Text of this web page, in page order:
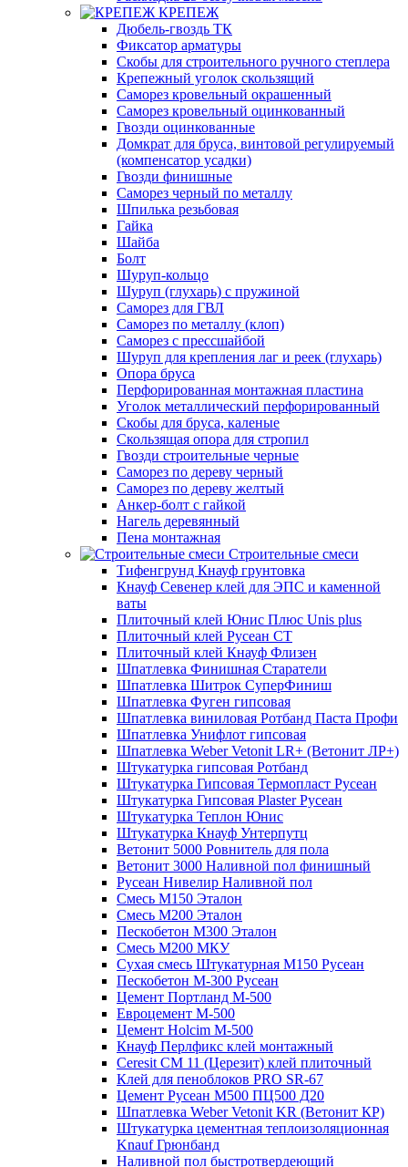
КРЕПЕЖ
Дюбель-гвоздь ТК
Фиксатор арматуры
Скобы для строительного ручного степлера
Крепежный уголок скользящий
Саморез кровельный окрашенный
Саморез кровельный оцинкованный
Гвозди оцинкованные
Домкрат для бруса, винтовой регулируемый
(компенсатор усадки)
Гвозди финишные
Саморез черный по металлу
Шпилька резьбовая
Гайка
Шайба
Болт
Шуруп-кольцо
Шуруп (глухарь) с пружиной
Саморез для ГВЛ
Саморез по металлу (клоп)
Саморез с прессшайбой
Шуруп для крепления лаг и реек (глухарь)
Опора бруса
Перфорированная монтажная пластина
Уголок металлический перфорированный
Скобы для бруса, каленые
Скользящая опора для стропил
Гвозди строительные черные
Саморез по дереву черный
Саморез по дереву желтый
Анкер-болт с гайкой
Нагель деревянный
Пена монтажная
Строительные смеси
Тифенгрунд Кнауф грунтовка
Кнауф Севенер клей для ЭПС и каменной
ваты
Плиточный клей Юнис Плюс Unis plus
Плиточный клей Русеан СТ
Плиточный клей Кнауф Флизен
Шпатлевка Финишная Старатели
Шпатлевка Шитрок СуперФиниш
Шпатлевка Фуген гипсовая
Шпатлевка виниловая Ротбанд Паста Профи
Шпатлевка Унифлот гипсовая
Шпатлевка Weber Vetonit LR+ (Ветонит ЛР+)
Штукатурка гипсовая Ротбанд
Штукатурка Гипсовая Термопласт Русеан
Штукатурка Гипсовая Plaster Русеан
Штукатурка Теплон Юнис
Штукатурка Кнауф Унтерпутц
Ветонит 5000 Ровнитель для пола
Ветонит 3000 Наливной пол финишный
Русеан Нивелир Наливной пол
Смесь М150 Эталон
Смесь М200 Эталон
Пескобетон М300 Эталон
Смесь М200 МКУ
Сухая смесь Штукатурная М150 Русеан
Пескобетон М-300 Русеан
Цемент Портланд М-500
Евроцемент М-500
Цемент Holcim М-500
Кнауф Перлфикс клей монтажный
Сeresit СМ 11 (Церезит) клей плиточный
Клей для пеноблоков PRO SR-67
Цемент Русеан М500 ПЦ500 Д20
Шпатлевка Weber Vetonit KR (Ветонит КР)
Штукатурка цементная теплоизоляционная
Knauf Грюнбанд
Наливной пол быстротвердеющий